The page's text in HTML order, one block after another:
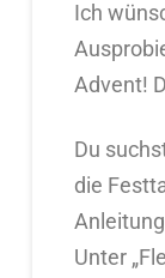
Ich
Advent!
Du
die
Unter